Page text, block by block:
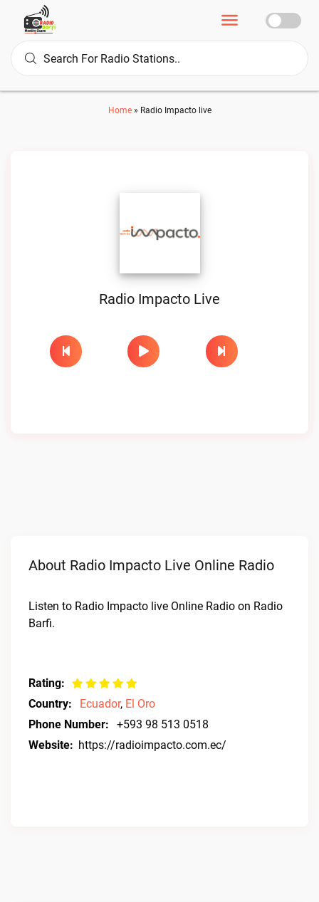
Home» Radio Impacto live
Radio Impacto Live
About Radio Impacto Live Online Radio
Listen to Radio Impacto live Online Radio on Radio
Barfi.
Rating:
Country:
Ecuador, El Oro
Phone Number:
+593 98 513 0518
Website: https://radioimpacto.com.ec/